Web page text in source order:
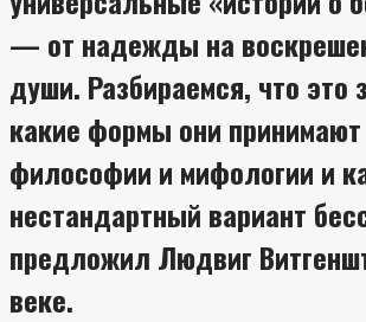
— от надежды на
души. Разбираемся, что это
какие формы они принимают
философии и мифологии и
нестандартный вариант
предложил Людвиг
веке.